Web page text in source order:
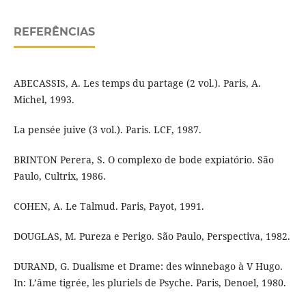
REFERÊNCIAS
ABECASSIS, A. Les temps du partage (2 vol.). Paris, A.
Michel, 1993.
La pensée juive (3 vol.). Paris. LCF, 1987.
BRINTON Perera, S. O complexo de bode expiatório. São
Paulo, Cultrix, 1986.
COHEN, A. Le Talmud. Paris, Payot, 1991.
DOUGLAS, M. Pureza e Perigo. São Paulo, Perspectiva, 1982.
DURAND, G. Dualisme et Drame: des winnebago à V Hugo.
In: L’âme tigrée, les pluriels de Psyche. Paris, Denoel, 1980.